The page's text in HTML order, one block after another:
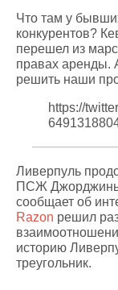
Что там у
конкурентов?
перешел из
правах аренды.
решить наши
https://
Ливерпуль
ПСЖ
сообщает об
Razon решил
историю
треугольник.